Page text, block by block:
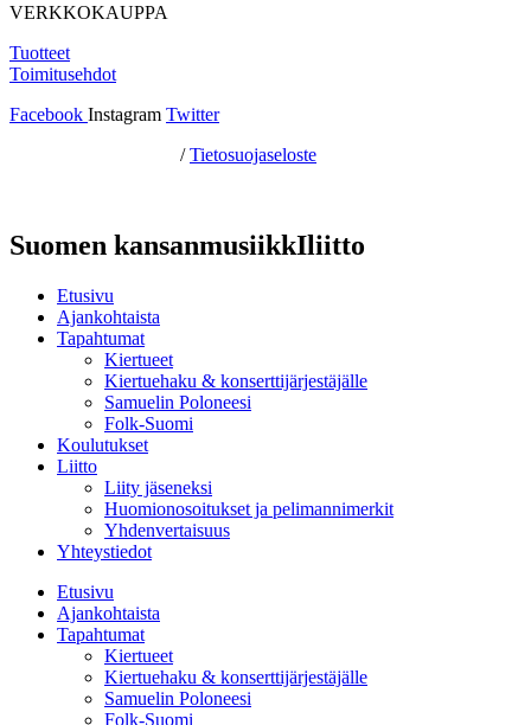
VERKKOKAUPPA
Tuotteet
Toimitusehdot
Facebook Instagram Twitter
/Tietosuojaseloste
Suomen kansanmusiikkIliitto
Etusivu
Ajankohtaista
Tapahtumat
Kiertueet
Kiertuehaku & konserttijärjestäjälle
Samuelin Poloneesi
Folk-Suomi
Koulutukset
Liitto
Liity jäseneksi
Huomionosoitukset ja pelimannimerkit
Yhdenvertaisuus
Yhteystiedot
Etusivu
Ajankohtaista
Tapahtumat
Kiertueet
Kiertuehaku & konserttijärjestäjälle
Samuelin Poloneesi
Folk-Suomi